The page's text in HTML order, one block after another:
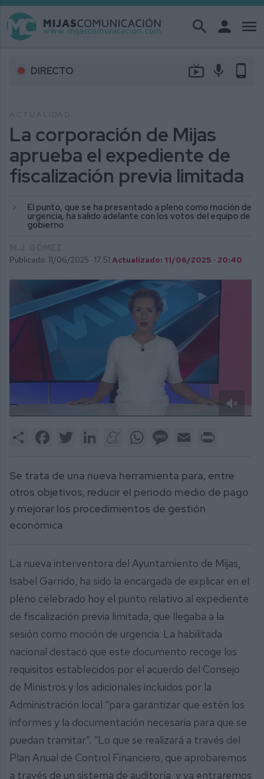
search person menu
DIRECTO live_tv mic phone_android
La corporación de Mijas
aprueba el expediente de
fiscalización previa limitada
El punto, que se ha presentado a pleno como moción de
urgencia, ha salido adelante con los votos del equipo de
gobierno
Publicado: 11/06/2025 · 17:51 Actualizado: 11/06/2025 · 20:40
4
Share FacebookTwitter LinkedInMeneameWhatsAppMessage
Email
Se trata de una nueva herramienta para, entre
otros objetivos, reducir el periodo medio de pago
y mejorar los procedimientos de gestión
económica
La nueva interventora del Ayuntamiento de Mijas,
Isabel Garrido, ha sido la encargada de explicar en el
pleno celebrado hoy el punto relativo al expediente
de fiscalización previa limitada, que llegaba a la
sesión como moción de urgencia. La habilitada
nacional destacó que este documento recoge los
requisitos establecidos por el acuerdo del Consejo
de Ministros y los adicionales incluidos por la
Administración local “para garantizar que estén los
informes y la documentación necesaria para que se
puedan tramitar”. “Lo que se realizará a través del
Plan Anual de Control Financiero, que aprobaremos
a través de un sistema de auditoría, y ya entraremos